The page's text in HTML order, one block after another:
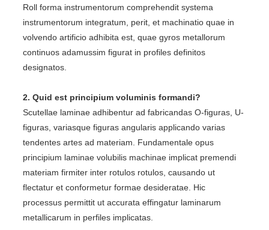
Roll forma instrumentorum comprehendit systema
instrumentorum integratum, perit, et machinatio quae in
volvendo artificio adhibita est, quae gyros metallorum
continuos adamussim figurat in profiles definitos
designatos.
2. Quid est principium voluminis formandi?
Scutellae laminae adhibentur ad fabricandas O-figuras, U-
figuras, variasque figuras angularis applicando varias
tendentes artes ad materiam. Fundamentale opus
principium laminae volubilis machinae implicat premendi
materiam firmiter inter rotulos rotulos, causando ut
flectatur et conformetur formae desideratae. Hic
processus permittit ut accurata effingatur laminarum
metallicarum in perfiles implicatas.